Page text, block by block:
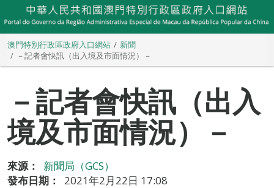
澳門特別行政區政府入口網站
新聞
－記者會快訊（出入境及市面情況）－
－記者會快訊（出入
境及市面情況）－
來源：
新聞局（GCS）
發布日期：
2021年2月22日 17:08